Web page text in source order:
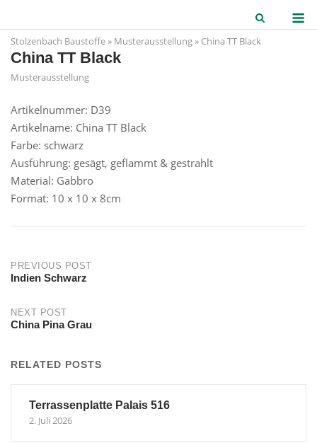
to
content
Stolzenbach Baustoffe » Musterausstellung » China TT Black
China TT Black
Musterausstellung
Artikelnummer: D39
Artikelname: China TT Black
Farbe: schwarz
Ausführung: gesägt, geflammt & gestrahlt
Material: Gabbro
Format: 10 x 10 x 8cm
Post
PREVIOUS POST
Indien Schwarz
NEXT POST
China Pina Grau
RELATED POSTS
Terrassenplatte Palais 516
2. Juli 2026